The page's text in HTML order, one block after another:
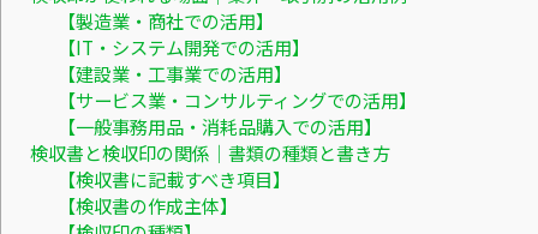
【製造業・商社での活用】
【IT・システム開発での活用】
【建設業・工事業での活用】
【サービス業・コンサルティングでの活用】
【一般事務用品・消耗品購入での活用】
検収書と検収印の関係｜書類の種類と書き方
【検収書に記載すべき項目】
【検収書の作成主体】